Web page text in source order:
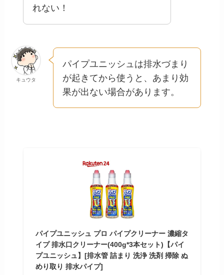
れない！
キュウタ
パイプユニッシュは排水づまり
が起きてから使うと、あまり効
果が出ない場合があります。
パイプユニッシュ プロ パイプクリーナー 濃縮タ
イプ 排水口クリーナー(400g*3本セット)【パイ
プユニッシュ】[排水管 詰まり 洗浄 洗剤 掃除 ぬ
めり取り 排水パイプ]